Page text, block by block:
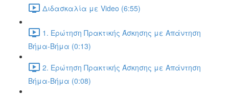
Διδασκαλία με Video (6:55)
1. Ερώτηση Πρακτικής Άσκησης με Απάντηση
Βήμα-Βήμα (0:13)
2. Ερώτηση Πρακτικής Άσκησης με Απάντηση
Βήμα-Βήμα (0:08)